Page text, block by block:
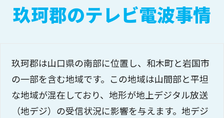
玖珂郡のテレビ電波事情
玖珂郡は山口県の南部に位置し、和木町と岩国市
の一部を含む地域です。この地域は山間部と平坦
な地域が混在しており、地形が地上デジタル放送
（地デジ）の受信状況に影響を与えます。地デジ